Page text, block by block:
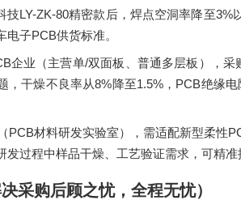
技LY-ZK-80精密款后，焊点空洞率降至3%
电子PCB供货标准。
企业（主营单/双面板、普通多层板），采
，干燥不良率从8%降至1.5%， PCB绝缘电
PCB材料研发实验室），需适配新型柔性
发过程中样品干燥、工艺验证需求，可精
采购后顾之忧，全程无忧）